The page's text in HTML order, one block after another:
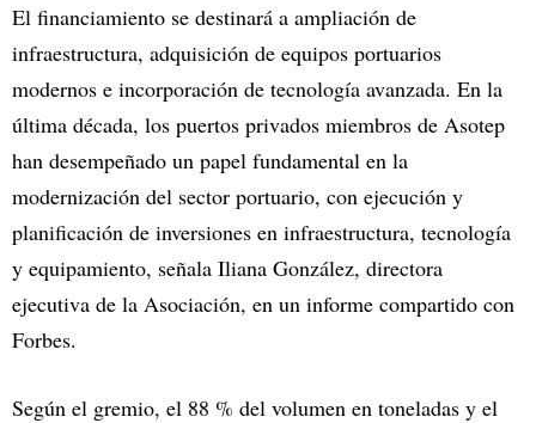
El financiamiento se destinará a ampliación de
infraestructura, adquisición de equipos portuarios
modernos e incorporación de tecnología avanzada. En la
última década, los puertos privados miembros de Asotep
han desempeñado un papel fundamental en la
modernización del sector portuario, con ejecución y
planificación de inversiones en infraestructura, tecnología
y equipamiento, señala Iliana González, directora
ejecutiva de la Asociación, en un informe compartido con
Forbes.
Según el gremio, el 88 % del volumen en toneladas y el